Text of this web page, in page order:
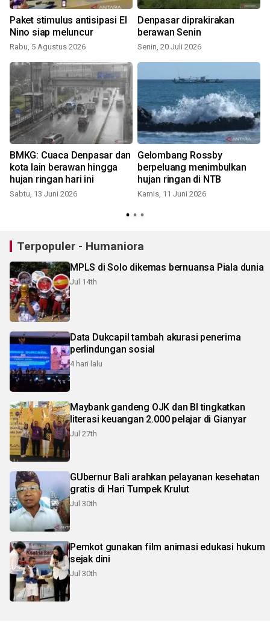
Paket stimulus antisipasi El
Nino siap meluncur
Rabu, 5 Agustus 2026
Denpasar diprakirakan
berawan Senin
Senin, 20 Juli 2026
BMKG: Cuaca Denpasar dan
kota lain berawan hingga
hujan ringan hari ini
Sabtu, 13 Juni 2026
Gelombang Rossby
berpeluang menimbulkan
hujan ringan di NTB
Kamis, 11 Juni 2026
Terpopuler - Humaniora
MPLS di Solo dikemas bernuansa Piala dunia
Jul 14th
Data Dukcapil tambah akurasi penerima
perlindungan sosial
4 hari lalu
Maybank gandeng OJK dan BI tingkatkan
literasi keuangan 2.000 pelajar di Gianyar
Jul 27th
GUbernur Bali arahkan pelayanan kesehatan
gratis di Hari Tumpek Krulut
Jul 30th
Pemkot gunakan film animasi edukasi hukum
sejak dini
Jul 30th